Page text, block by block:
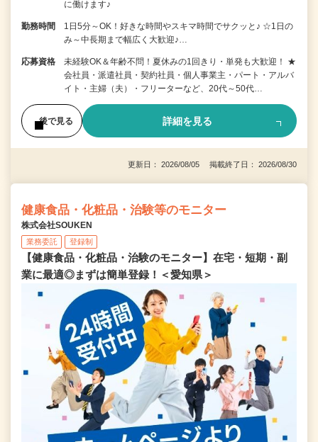
に働けます♪
勤務時間
1日5分～OK！好きな時間やスキマ時間でサクッと♪ ☆1日の
み～中長期まで幅広く大歓迎♪…
応募資格
未経験OK＆年齢不問！夏休みの1回きり・単発も大歓迎！ ★
会社員・派遣社員・契約社員・個人事業主・パート・アルバ
イト・主婦（夫）・フリーターなど、20代～50代…
後で見る 詳細を見る
更新日： 2026/08/05 掲載終了日： 2026/08/30
健康食品・化粧品・治験等のモニター
株式会社SOUKEN
業務委託 登録制
【健康食品・化粧品・治験のモニター】在宅・短期・副
業に最適◎まずは簡単登録！＜愛知県＞